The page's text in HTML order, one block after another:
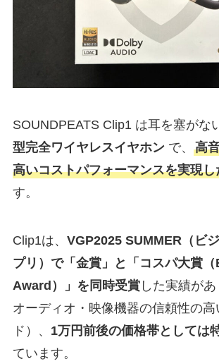
SOUNDPEATS Clip1 は耳を塞がな
型完全ワイヤレスイヤホンで、 高
高いコストパフォーマンスを実現し
す。
Clip1は、 VGP2025 SUMMER（ビ
プリ）で「金賞」と「コスパ大賞
Award）」を同時受賞した実績が
オーディオ・映像機器の信頼性の
ド）、 1万円前後の価格帯としては
ています。